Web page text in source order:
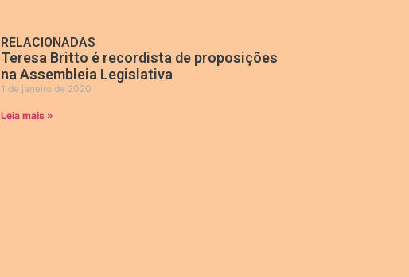
RELACIONADAS
Teresa Britto é recordista de proposições
na Assembleia Legislativa
1 de janeiro de 2020
Leia mais »